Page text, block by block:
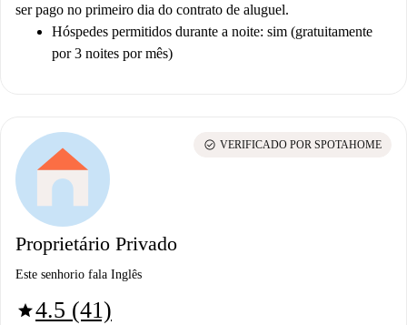
ser pago no primeiro dia do contrato de aluguel.
Hóspedes permitidos durante a noite: sim (gratuitamente
por 3 noites por mês)
Proprietário Privado
Este senhorio fala Inglês
star4.5 (41)
check_circle VERIFICADO POR SPOTAHOME